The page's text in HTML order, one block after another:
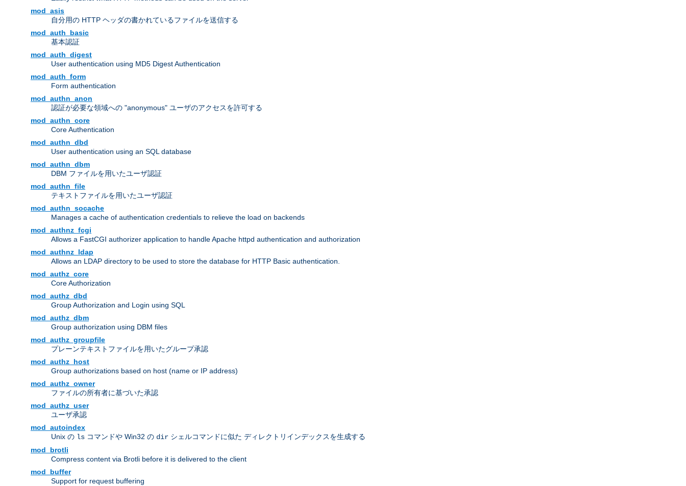
mod_asis
自分用の HTTP ヘッダの書かれているファイルを送信する
mod_auth_basic
基本認証
mod_auth_digest
User authentication using MD5 Digest Authentication
mod_auth_form
Form authentication
mod_authn_anon
認証が必要な領域への "anonymous" ユーザのアクセスを許可する
mod_authn_core
Core Authentication
mod_authn_dbd
User authentication using an SQL database
mod_authn_dbm
DBM ファイルを用いたユーザ認証
mod_authn_file
テキストファイルを用いたユーザ認証
mod_authn_socache
Manages a cache of authentication credentials to relieve the load on backends
mod_authnz_fcgi
Allows a FastCGI authorizer application to handle Apache httpd authentication and authorization
mod_authnz_ldap
Allows an LDAP directory to be used to store the database for HTTP Basic authentication.
mod_authz_core
Core Authorization
mod_authz_dbd
Group Authorization and Login using SQL
mod_authz_dbm
Group authorization using DBM files
mod_authz_groupfile
プレーンテキストファイルを用いたグループ承認
mod_authz_host
Group authorizations based on host (name or IP address)
mod_authz_owner
ファイルの所有者に基づいた承認
mod_authz_user
ユーザ承認
mod_autoindex
Unix の ls コマンドや Win32 の dir シェルコマンドに似た ディレクトリインデックスを生成する
mod_brotli
Compress content via Brotli before it is delivered to the client
mod_buffer
Support for request buffering